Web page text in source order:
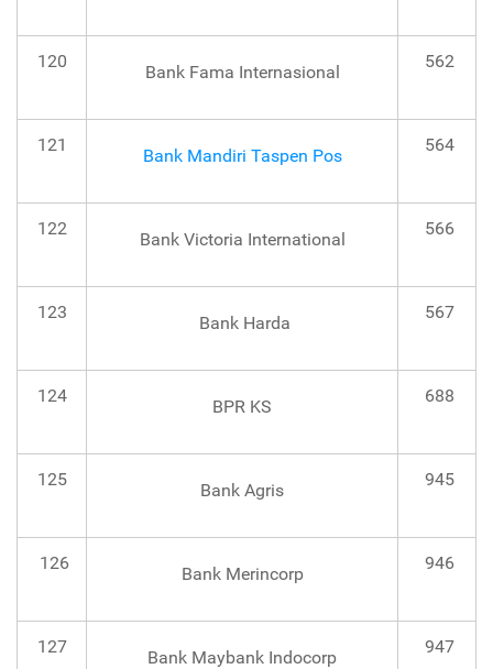
120
Bank Fama Internasional
562
121
Bank Mandiri Taspen Pos
564
122
Bank Victoria International
566
123
Bank Harda
567
124
BPR KS
688
125
Bank Agris
945
126
Bank Merincorp
946
127
Bank Maybank Indocorp
947